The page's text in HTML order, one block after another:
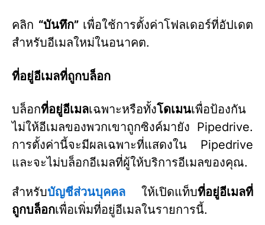
คลิก “บันทึก”เพื่อใช้การตั้งค่าโฟลเดอร์ที่อัปเดต
สำหรับอีเมลใหม่ในอนาคต.
ที่อยู่อีเมลที่ถูกบล็อก
บล็อกที่อยู่อีเมลเฉพาะหรือทั้งโดเมนเพื่อป้องกัน
ไม่ให้อีเมลของพวกเขาถูกซิงค์มายัง Pipedrive.
การตั้งค่านี้จะมีผลเฉพาะที่แสดงใน Pipedrive
และจะไม่บล็อกอีเมลที่ผู้ให้บริการอีเมลของคุณ.
สำหรับบัญชีส่วนบุคคล ให้เปิดแท็บที่อยู่อีเมลที่
ถูกบล็อกเพื่อเพิ่มที่อยู่อีเมลในรายการนี้.